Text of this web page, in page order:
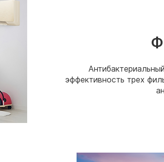
эффективность трех